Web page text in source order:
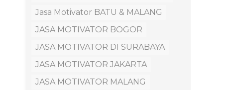
Jasa Motivator BATU & MALANG
JASA MOTIVATOR BOGOR
JASA MOTIVATOR DI SURABAYA
JASA MOTIVATOR JAKARTA
JASA MOTIVATOR MALANG